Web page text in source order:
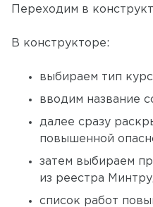
Переходим в
В конструкторе:
выбираем тип
вводим название
далее сразу
повышенной
затем выбираем
из реестра
список работ